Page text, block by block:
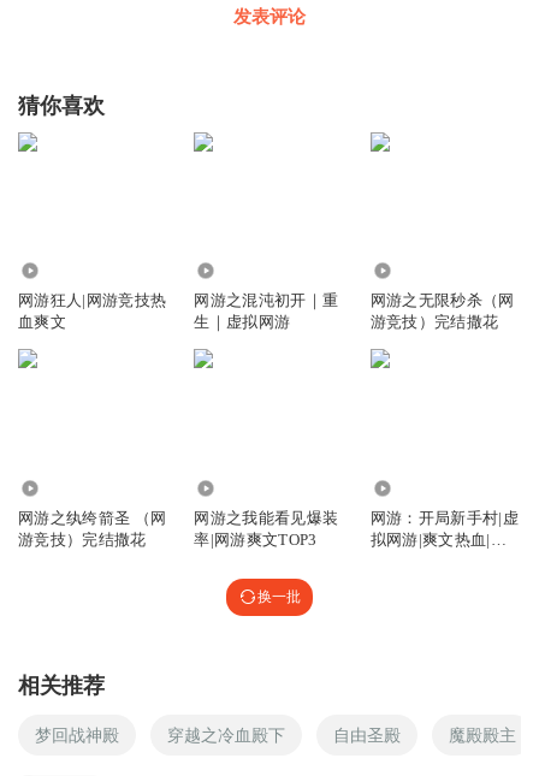
发表评论
猜你喜欢
网游狂人|网游竞技热
血爽文
网游之混沌初开｜重
生｜虚拟网游
网游之无限秒杀（网
游竞技）完结撒花
网游之纨绔箭圣 （网
游竞技）完结撒花
网游之我能看见爆装
率|网游爽文TOP3
网游：开局新手村|虚
拟网游|爽文热血|精
换一批
相关推荐
梦回战神殿 穿越之冷血殿下 自由圣殿 魔殿殿主